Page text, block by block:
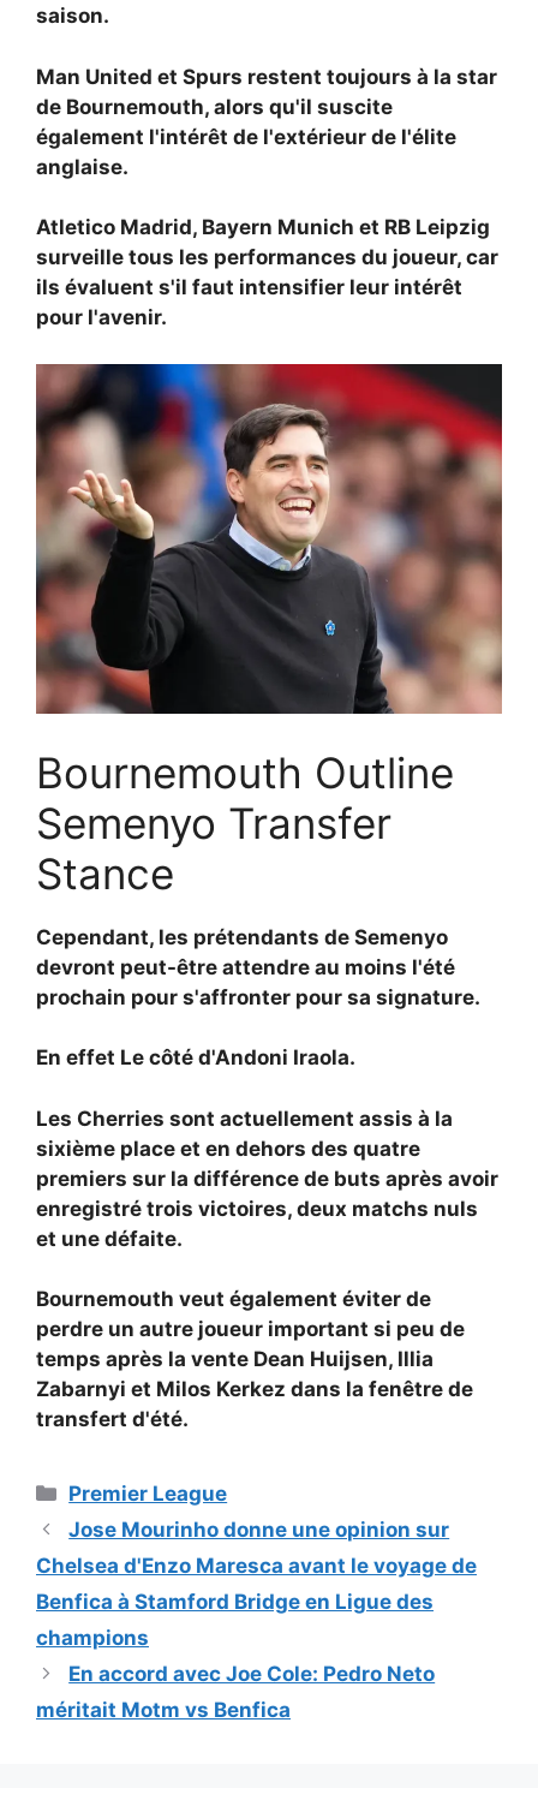
saison.
Man United et Spurs restent toujours à la star
de Bournemouth, alors qu'il suscite
également l'intérêt de l'extérieur de l'élite
anglaise.
Atletico Madrid, Bayern Munich et RB Leipzig
surveille tous les performances du joueur, car
ils évaluent s'il faut intensifier leur intérêt
pour l'avenir.
Bournemouth Outline
Semenyo Transfer
Stance
Cependant, les prétendants de Semenyo
devront peut-être attendre au moins l'été
prochain pour s'affronter pour sa signature.
En effet Le côté d'Andoni Iraola.
Les Cherries sont actuellement assis à la
sixième place et en dehors des quatre
premiers sur la différence de buts après avoir
enregistré trois victoires, deux matchs nuls
et une défaite.
Bournemouth veut également éviter de
perdre un autre joueur important si peu de
temps après la vente Dean Huijsen, Illia
Zabarnyi et Milos Kerkez dans la fenêtre de
transfert d'été.
Catégories
Premier League
Jose Mourinho donne une opinion sur
Chelsea d'Enzo Maresca avant le voyage de
Benfica à Stamford Bridge en Ligue des
champions
En accord avec Joe Cole: Pedro Neto
méritait Motm vs Benfica